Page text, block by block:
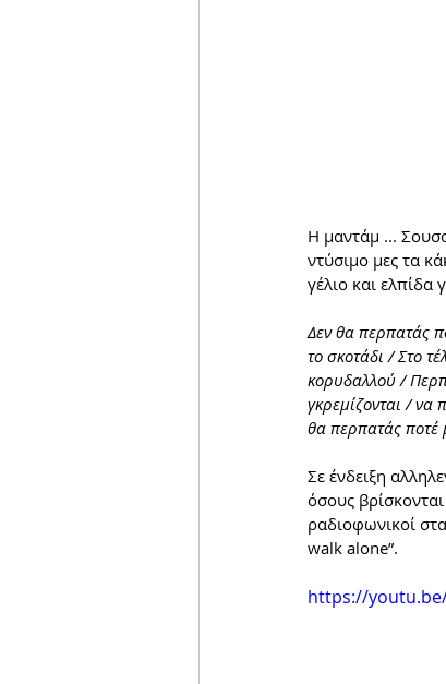
Η μαντάμ ...
ντύσιμο μες τα
γέλιο και ελπίδα
Δεν θα περπατάς
το σκοτάδι / Στο
κορυδαλλού /
γκρεμίζονται / να
θα περπατάς ποτέ
Σε ένδειξη
όσους
ραδιοφωνικοί
walk alone”.
https://youtu.be/